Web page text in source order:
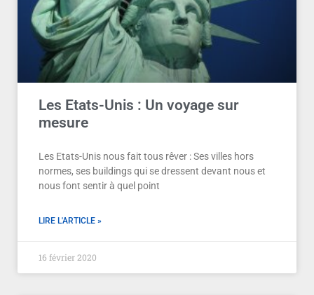
Les Etats-Unis : Un voyage sur
mesure
Les Etats-Unis nous fait tous rêver : Ses villes hors
normes, ses buildings qui se dressent devant nous et
nous font sentir à quel point
LIRE L'ARTICLE »
16 février 2020